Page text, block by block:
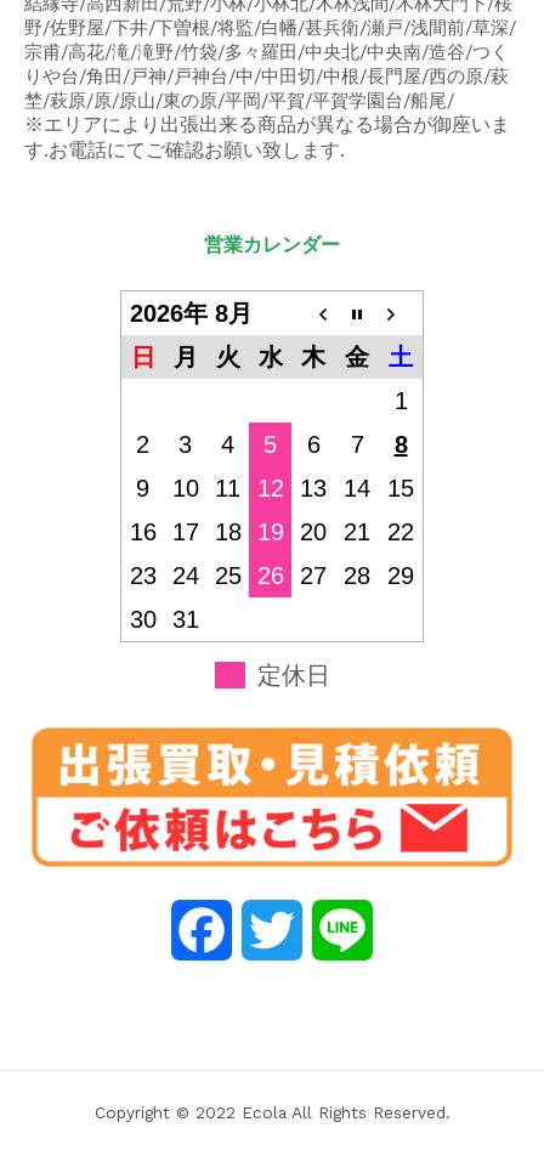
野/佐野屋/下井/下曽根/将監/白幡/甚兵衛/瀬戸/浅間前/草深/
宗甫/高花/滝/滝野/竹袋/多々羅田/中央北/中央南/造谷/つく
りや台/角田/戸神/戸神台/中/中田切/中根/長門屋/西の原/萩
埜/萩原/原/原山/東の原/平岡/平賀/平賀学園台/船尾/
※エリアにより出張出来る商品が異なる場合が御座いま
す.お電話にてご確認お願い致します.
営業カレンダー
2026年 8月
日
月 火 水 木 金
土
1
2
3 4 5 6 7
8
9
10 11 12 13 14
15
16
17 18 19 20 21
22
23
24 25 26 27 28
29
30
31
定休日
e t e
Copyright © 2022 Ecola All Rights Reserved.